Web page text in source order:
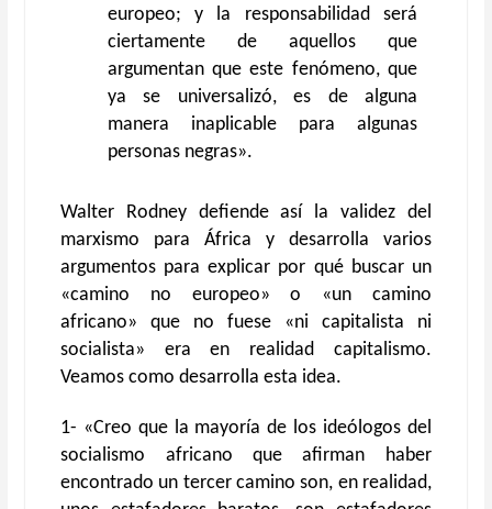
europeo; y la responsabilidad será
ciertamente de aquellos que
argumentan que este fenómeno, que
ya se universalizó, es de alguna
manera inaplicable para algunas
personas negras».
Walter Rodney defiende así la validez del
marxismo para África y desarrolla varios
argumentos para explicar por qué buscar un
«camino no europeo» o «un camino
africano» que no fuese «ni capitalista ni
socialista» era en realidad capitalismo.
Veamos como desarrolla esta idea.
1- «Creo que la mayoría de los ideólogos del
socialismo africano que afirman haber
encontrado un tercer camino son, en realidad,